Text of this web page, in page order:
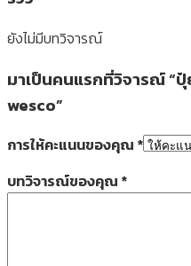
ยังไม่มีบทวิจารณ์
มาเป็นคนแรกที่วิจารณ์ “
wesco”
การให้คะแนนของคุณ *
บทวิจารณ์ของคุณ *